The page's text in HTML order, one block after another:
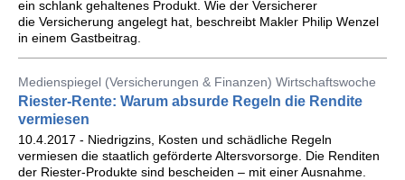
ein schlank gehaltenes Produkt. Wie der Versicherer
die Versicherung angelegt hat, beschreibt Makler Philip Wenzel
in einem Gastbeitrag.
Medienspiegel (Versicherungen & Finanzen) Wirtschaftswoche
Riester-Rente: Warum absurde Regeln die Rendite
vermiesen
10.4.2017 - Niedrigzins, Kosten und schädliche Regeln
vermiesen die staatlich geförderte Altersvorsorge. Die Renditen
der Riester-Produkte sind bescheiden – mit einer Ausnahme.